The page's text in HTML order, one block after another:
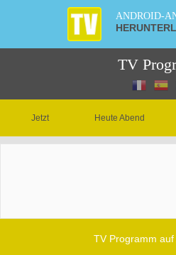
ANDROID-
TV
Jetzt Heute Abend
TV Programm auf